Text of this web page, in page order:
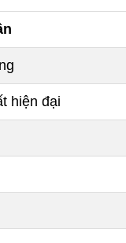
hiện đại